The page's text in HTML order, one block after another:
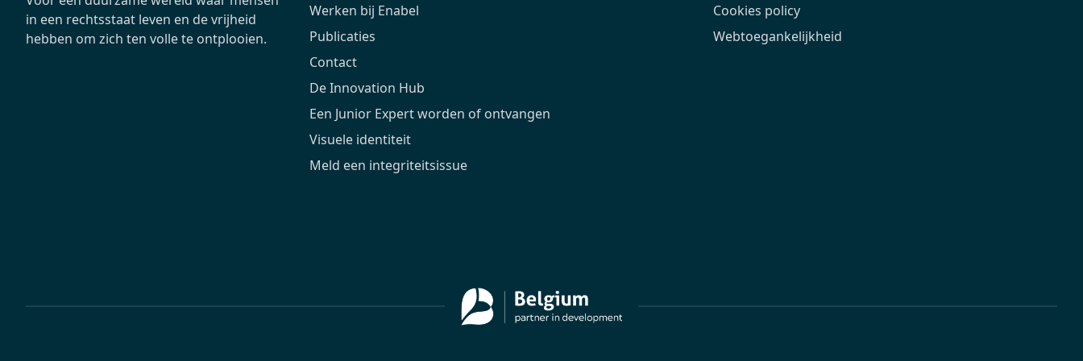
in een rechtsstaat leven en de vrijheid
hebben om zich ten volle te ontplooien.
Werken bij Enabel
Publicaties
Contact
De Innovation Hub
Een Junior Expert worden of ontvangen
Visuele identiteit
Meld een integriteitsissue
Cookies policy
Webtoegankelijkheid